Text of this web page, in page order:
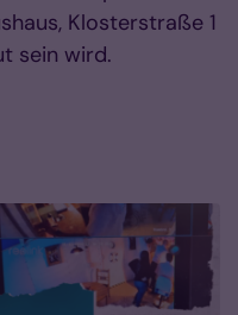
Klosterstraße 1
sein wird.